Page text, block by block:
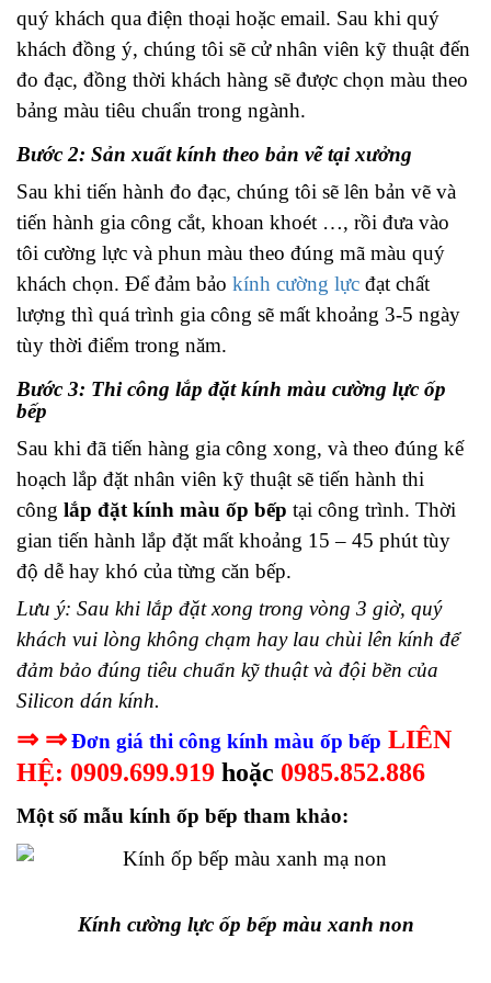
quý khách qua điện thoại hoặc email. Sau khi quý
khách đồng ý, chúng tôi sẽ cử nhân viên kỹ thuật đến
đo đạc, đồng thời khách hàng sẽ được chọn màu theo
bảng màu tiêu chuẩn trong ngành.
Bước 2: Sản xuất kính theo bản vẽ tại xưởng
Sau khi tiến hành đo đạc, chúng tôi sẽ lên bản vẽ và
tiến hành gia công cắt, khoan khoét …, rồi đưa vào
tôi cường lực và phun màu theo đúng mã màu quý
khách chọn. Để đảm bảo kính cường lực đạt chất
lượng thì quá trình gia công sẽ mất khoảng 3-5 ngày
tùy thời điểm trong năm.
Bước 3: Thi công lắp đặt kính màu cường lực ốp
bếp
Sau khi đã tiến hàng gia công xong, và theo đúng kế
hoạch lắp đặt nhân viên kỹ thuật sẽ tiến hành thi
công lắp đặt kính màu ốp bếp tại công trình. Thời
gian tiến hành lắp đặt mất khoảng 15 – 45 phút tùy
độ dễ hay khó của từng căn bếp.
Lưu ý: Sau khi lắp đặt xong trong vòng 3 giờ, quý
khách vui lòng không chạm hay lau chùi lên kính để
đảm bảo đúng tiêu chuẩn kỹ thuật và đội bền của
Silicon dán kính.
⇒ ⇒Đơn giá thi công kính màu ốp bếp LIÊN
HỆ: 0909.699.919 hoặc 0985.852.886
Một số mẫu kính ốp bếp tham khảo:
Kính cường lực ốp bếp màu xanh non